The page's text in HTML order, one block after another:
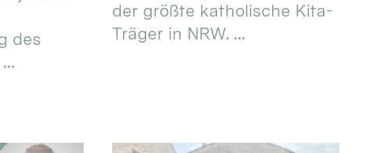
des
der größte katholische Kita-
Träger in NRW. ...